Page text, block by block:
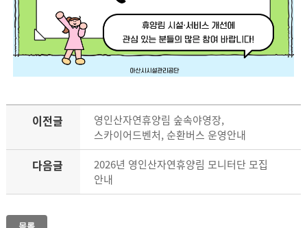
이전글
영인산자연휴양림 숲속야영장,
스카이어드벤처, 순환버스 운영안내
다음글
2026년 영인산자연휴양림 모니터단 모집
안내
목록